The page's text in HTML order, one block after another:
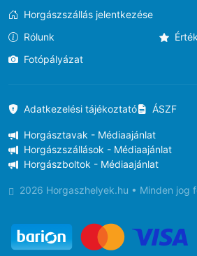
Horgászszállás jelentkezése
Rólunk
Fotópályázat
Adatkezelési tájékoztató ÁSZF
Horgásztavak - Médiaajánlat
Horgászszállások - Médiaajánlat
Horgászboltok - Médiaajánlat
2026 Horgaszhelyek.hu • Minden jog